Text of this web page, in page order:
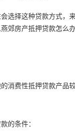
择这种贷款方式，
郊房产抵押贷款怎么办
费性抵押贷款产品较
的条件：